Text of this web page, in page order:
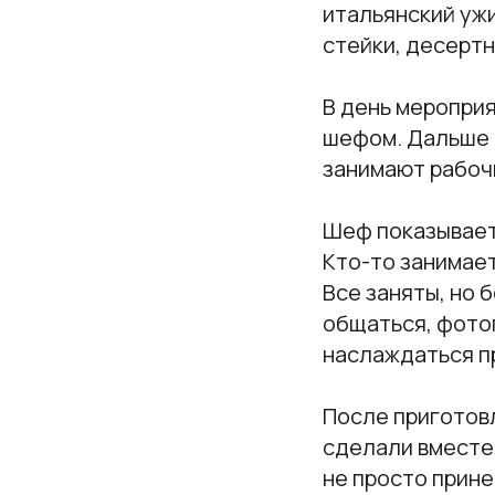
итальянский
стейки,
В день
шефом. Дальше
занимают
Шеф
Кто-то
Все заняты, но
общаться,
наслаждаться
После
сделали
не просто